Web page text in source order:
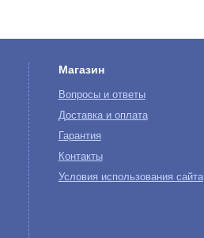
Магазин
Вопросы и ответы
Доставка и оплата
Гарантия
Контакты
Условия использования сайта